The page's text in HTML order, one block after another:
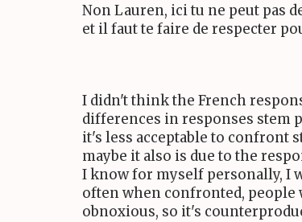
Non Lauren, ici tu ne peut pas
et il faut te faire de respecter
I didn't think the French
differences in responses stem
it's less acceptable to confront
maybe it also is due to the
I know for myself personally, I
often when confronted, people
obnoxious, so it's